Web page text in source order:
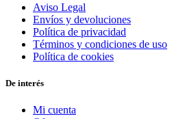
Aviso Legal
Envíos y devoluciones
Política de privacidad
Términos y condiciones de uso
Política de cookies
De interés
Mi cuenta